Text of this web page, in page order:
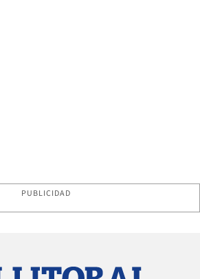
PUBLICIDAD